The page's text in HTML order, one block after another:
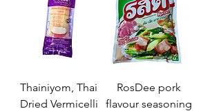
Thainiyom, Thai
Dried Vermicelli
RosDee pork
flavour seasoning